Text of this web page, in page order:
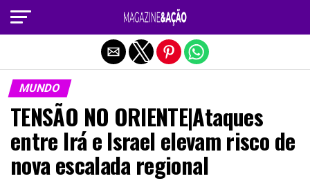
MUNDO
TENSÃO NO ORIENTE|Ataques
entre Irá e Israel elevam risco de
nova escalada regional
Sair da versão mobile